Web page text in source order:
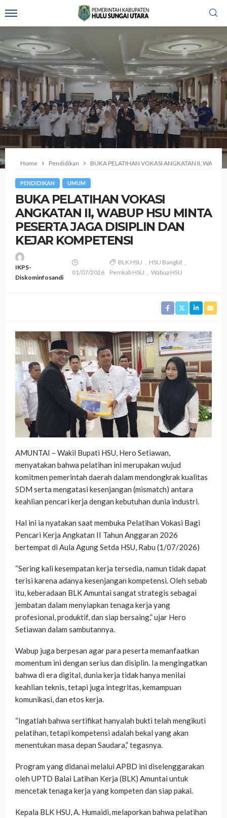
Home Pendidikan BUKA PELATIHAN VOKASI ANGKATAN II, WABUP
PENDIDIKAN UMUM
BUKA PELATIHAN VOKASI
ANGKATAN II, WABUP HSU MINTA
PESERTA JAGA DISIPLIN DAN
KEJAR KOMPETENSI
IKPS-
Diskominfosandi
01/07/2026
BLK HSU
HSU Bangkit
Pemkab HSU
Wabup HSU
AMUNTAI – Wakil Bupati HSU, Hero Setiawan,
menyatakan bahwa pelatihan ini merupakan wujud
komitmen pemerintah daerah dalam mendongkrak kualitas
SDM serta mengatasi kesenjangan (mismatch) antara
keahlian pencari kerja dengan kebutuhan dunia industri.
Hal ini ia nyatakan saat membuka Pelatihan Vokasi Bagi
Pencari Kerja Angkatan II Tahun Anggaran 2026
bertempat di Aula Agung Setda HSU, Rabu (1/07/2026)
“Sering kali kesempatan kerja tersedia, namun tidak dapat
terisi karena adanya kesenjangan kompetensi. Oleh sebab
itu, keberadaan BLK Amuntai sangat strategis sebagai
jembatan dalam menyiapkan tenaga kerja yang
profesional, produktif, dan siap bersaing,” ujar Hero
Setiawan dalam sambutannya.
Wabup juga berpesan agar para peserta memanfaatkan
momentum ini dengan serius dan disiplin. Ia mengingatkan
bahwa di era digital, dunia kerja tidak hanya menilai
keahlian teknis, tetapi juga integritas, kemampuan
komunikasi, dan etos kerja.
“Ingatlah bahwa sertifikat hanyalah bukti telah mengikuti
pelatihan, tetapi kompetensi adalah bekal yang akan
menentukan masa depan Saudara,” tegasnya.
Program yang didanai melalui APBD ini diselenggarakan
oleh UPTD Balai Latihan Kerja (BLK) Amuntai untuk
mencetak tenaga kerja yang kompeten dan siap pakai.
Kepala BLK HSU, A. Humaidi, melaporkan bahwa pelatihan